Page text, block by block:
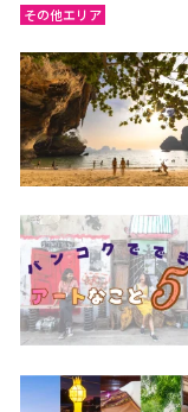
その他エリア